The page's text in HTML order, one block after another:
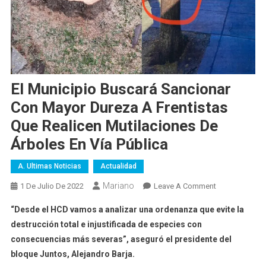
El Municipio Buscará Sancionar
Con Mayor Dureza A Frentistas
Que Realicen Mutilaciones De
Árboles En Vía Pública
A. Ultimas Noticias Actualidad
1 De Julio De 2022 Mariano Leave A CommentOn
Municipio
Sancionar
“Desde el HCD vamos a analizar una ordenanza que evite la
destrucción total e injustificada de especies con
consecuencias más severas”, aseguró el presidente del
bloque Juntos, Alejandro Barja.